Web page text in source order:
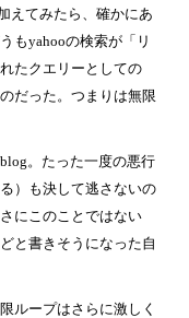
えてみたら、確かにあ
もyahooの検索が「リ
たクエリーとしての
だった。つまりは無限
。たった一度の悪行
）も決して逃さないの
にこのことではない
と書きそうになった自
ループはさらに激しく